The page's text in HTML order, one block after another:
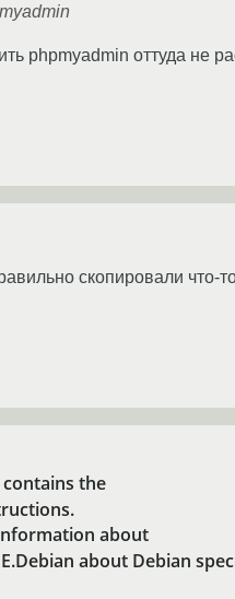
phpmyadmin оттуда не
скопировали что-
the
about
about Debian